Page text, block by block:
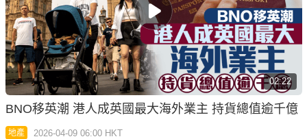
02:22
BNO移英潮 港人成英國最大海外業主 持貨總值逾千億
地產 2026-04-09 06:00 HKT